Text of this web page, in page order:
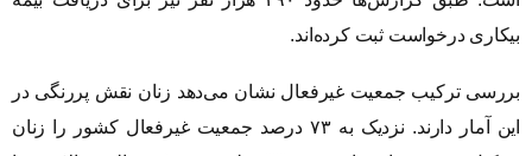
بیکاری درخواست ثبت کرده‌اند.
بررسی ترکیب جمعیت غیرفعال نشان می‌دهد زنان نقش پررنگی در
این آمار دارند. نزدیک به ۷۳ درصد جمعیت غیرفعال کشور را زنان